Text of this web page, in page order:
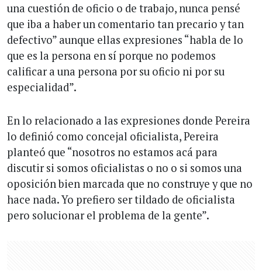
una cuestión de oficio o de trabajo, nunca pensé
que iba a haber un comentario tan precario y tan
defectivo” aunque ellas expresiones “habla de lo
que es la persona en sí porque no podemos
calificar a una persona por su oficio ni por su
especialidad”.
En lo relacionado a las expresiones donde Pereira
lo definió como concejal oficialista, Pereira
planteó que “nosotros no estamos acá para
discutir si somos oficialistas o no o si somos una
oposición bien marcada que no construye y que no
hace nada. Yo prefiero ser tildado de oficialista
pero solucionar el problema de la gente”.